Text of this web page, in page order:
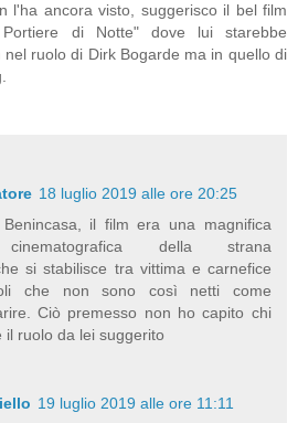
l'ha ancora visto, suggerisco il bel film
di Notte" dove lui starebbe
nel ruolo di Dirk Bogarde ma in quello di
18 luglio 2019 alle ore 20:25
il film era una magnifica
cinematografica della strana
si stabilisce tra vittima e carnefice
che non sono così netti come
Ciò premesso non ho capito chi
il ruolo da lei suggerito
19 luglio 2019 alle ore 11:11